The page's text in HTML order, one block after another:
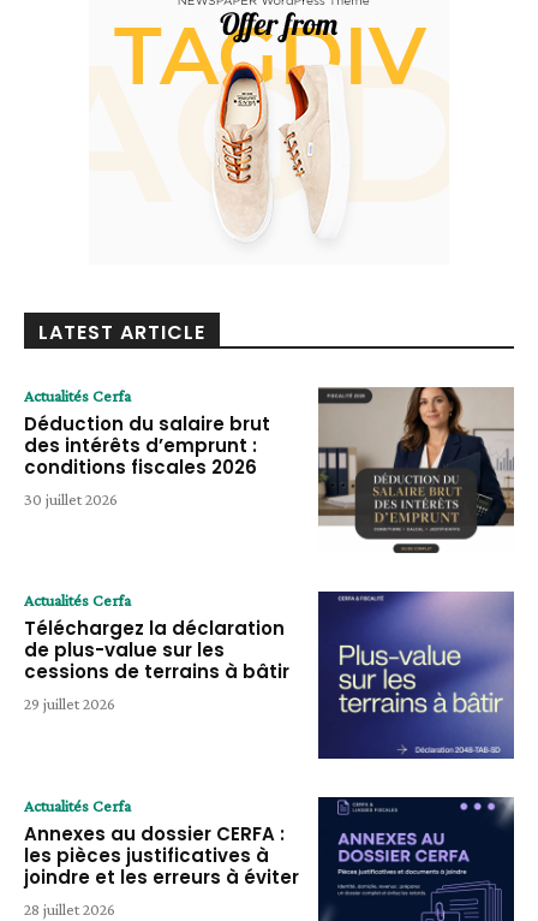
LATEST ARTICLE
Actualités Cerfa
Déduction du salaire brut
des intérêts d’emprunt :
conditions fiscales 2026
30 juillet 2026
Actualités Cerfa
Téléchargez la déclaration
de plus-value sur les
cessions de terrains à bâtir
29 juillet 2026
Actualités Cerfa
Annexes au dossier CERFA :
les pièces justificatives à
joindre et les erreurs à éviter
28 juillet 2026